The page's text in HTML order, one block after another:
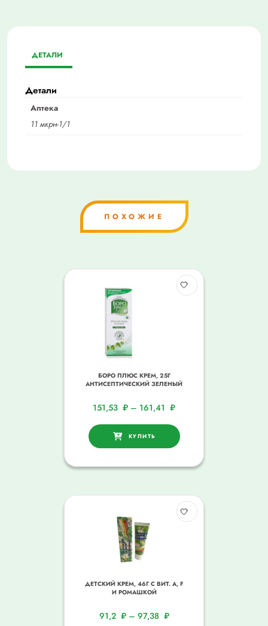
ДЕТАЛИ
Детали
Аптека
11 мкрн-1/1
ПОХОЖИЕ
БОРО ПЛЮС КРЕМ, 25Г
АНТИСЕПТИЧЕСКИЙ ЗЕЛЕНЫЙ
151,53 ₽ – 161,41 ₽
КУПИТЬ
ДЕТСКИЙ КРЕМ, 46Г С ВИТ. A, F
И РОМАШКОЙ
91,2 ₽ – 97,38 ₽